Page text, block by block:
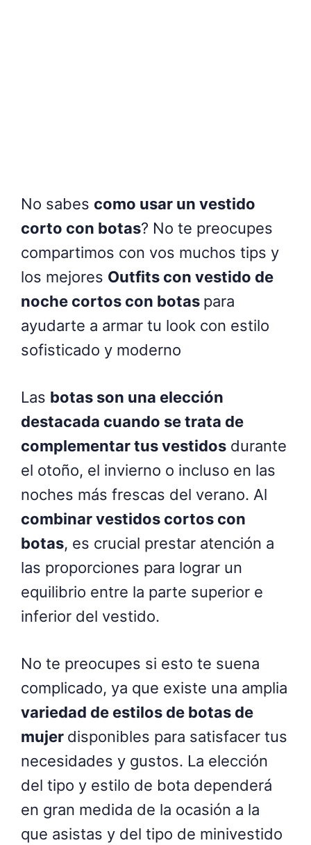
No sabes como usar un vestido
corto con botas? No te preocupes
compartimos con vos muchos tips y
los mejores Outfits con vestido de
noche cortos con botas para
ayudarte a armar tu look con estilo
sofisticado y moderno
Las botas son una elección
destacada cuando se trata de
complementar tus vestidos durante
el otoño, el invierno o incluso en las
noches más frescas del verano. Al
combinar vestidos cortos con
botas, es crucial prestar atención a
las proporciones para lograr un
equilibrio entre la parte superior e
inferior del vestido.
No te preocupes si esto te suena
complicado, ya que existe una amplia
variedad de estilos de botas de
mujer disponibles para satisfacer tus
necesidades y gustos. La elección
del tipo y estilo de bota dependerá
en gran medida de la ocasión a la
que asistas y del tipo de minivestido